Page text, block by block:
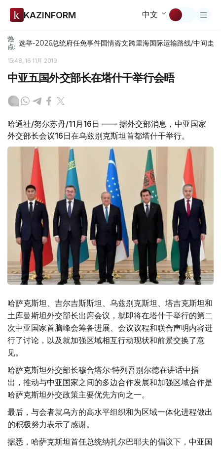
KAZINFORM 中文
热
点: 选举-2026总统府任免事件国情咨文跨里海国际运输路线/中间走廊
15:48, 16 11月 2019
中亚五国外交部长在塔什干举行会晤
哈通社/努尔苏丹/11月16日 —— 据外交部消息，中亚国家
外交部长会议16日在乌兹别克斯坦首都塔什干举行。
哈萨克斯坦、吉尔吉斯斯坦、乌兹别克斯坦、塔吉克斯坦和
土库曼斯坦外交部长出席会议，就即将在塔什干举行的第二
次中亚国家首脑峰会筹备进展、会议议程和联合声明内容进
行了讨论，以及就加强区域相互行动现状和前景交换了意
见。
哈萨克斯坦外交部长穆合塔尔·特列吾别尔德在讲话中指
出，推动与中亚国家之间的多边合作发展和加强区域合作是
哈萨克斯坦外交政策主要优先方向之一。
最后，与会者就乌方的高水平组织和为区域一体化进程做出
的积极努力表示了感谢。
据悉，哈萨克斯坦首任总统纳扎尔巴耶夫的倡议下，中亚国